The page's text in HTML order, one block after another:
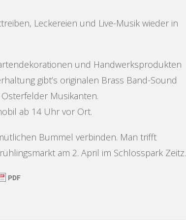
Leckereien und Live-Musik wieder in
und Handwerksprodukten
gibt’s originalen Brass Band-Sound
Musikanten.
ab 14 Uhr vor Ort.
Bummel verbinden. Man trifft
am 2. April im Schlosspark Zeitz.